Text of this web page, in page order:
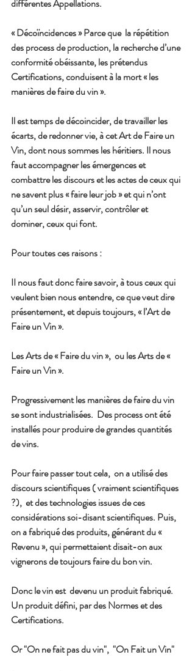
différentes Appellations.
« Décoïncidences » Parce que  la répétition
des process de production, la recherche d’une
conformité obéissante, les prétendus
Certifications, conduisent à la mort « les
manières de faire du vin ».
Il est temps de décoincider, de travailler les
écarts, de redonner vie, à cet Art de Faire un
Vin, dont nous sommes les héritiers. Il nous
faut accompagner les émergences et
combattre les discours et les actes de ceux qui
ne savent plus « faire leur job » et qui n’ont
qu’un seul désir, asservir, contrôler et
dominer, ceux qui font.
Pour toutes ces raisons :
II nous faut donc faire savoir, à tous ceux qui
veulent bien nous entendre, ce que veut dire
présentement, et depuis toujours, « l’Art de
Faire un Vin ».
Les Arts de « Faire du vin »,  ou les Arts de «
Faire un Vin ».
Progressivement les manières de faire du vin
se sont industrialisées.  Des process ont été
installés pour produire de grandes quantités
de vins.
Pour faire passer tout cela,  on a utilisé des
discours scientifiques ( vraiment scientifiques
?),  et des technologies issues de ces
considérations soi-disant scientifiques. Puis,
on a fabriqué des produits, générant du «
Revenu », qui permettaient disait-on aux
vignerons de toujours faire du bon vin.
Donc le vin est  devenu un produit fabriqué.
Un produit défini, par des Normes et des
Certifications.
Or "On ne fait pas du vin",  "On Fait un Vin"